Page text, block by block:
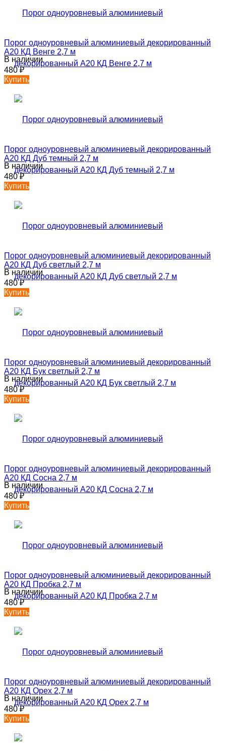
Порог одноуровневый алюминиевый декорированный
А20 КД Венге 2,7 м
В наличии
480₽
Купить
Порог одноуровневый алюминиевый декорированный
А20 КД Дуб темный 2,7 м
В наличии
480₽
Купить
Порог одноуровневый алюминиевый декорированный
А20 КД Дуб светлый 2,7 м
В наличии
480₽
Купить
Порог одноуровневый алюминиевый декорированный
А20 КД Бук светлый 2,7 м
В наличии
480₽
Купить
Порог одноуровневый алюминиевый декорированный
А20 КД Сосна 2,7 м
В наличии
480₽
Купить
Порог одноуровневый алюминиевый декорированный
А20 КД Пробка 2,7 м
В наличии
480₽
Купить
Порог одноуровневый алюминиевый декорированный
А20 КД Орех 2,7 м
В наличии
480₽
Купить